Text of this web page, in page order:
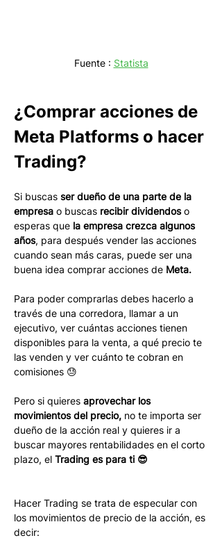
Fuente : Statista
¿Comprar acciones de
Meta Platforms o hacer
Trading?
Si buscas ser dueño de una parte de la
empresa o buscas recibir dividendos o
esperas que la empresa crezca algunos
años, para después vender las acciones
cuando sean más caras, puede ser una
buena idea comprar acciones de Meta.
Para poder comprarlas debes hacerlo a
través de una corredora, llamar a un
ejecutivo, ver cuántas acciones tienen
disponibles para la venta, a qué precio te
las venden y ver cuánto te cobran en
comisiones 😓
Pero si quieres aprovechar los
movimientos del precio, no te importa ser
dueño de la acción real y quieres ir a
buscar mayores rentabilidades en el corto
plazo, el Trading es para ti 😎
Hacer Trading se trata de especular con
los movimientos de precio de la acción, es
decir: